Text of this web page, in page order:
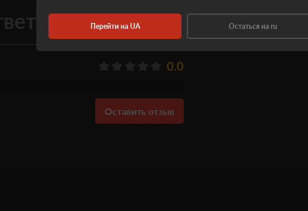
0.0
Оставить отзыв
Перейти на UA Остаться на ru